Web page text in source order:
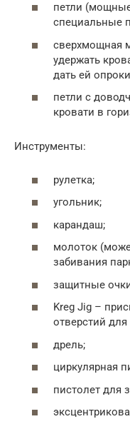
петли
специальные
сверхмощная
удержать
дать ей
петли с
кровати в
Инструменты:
рулетка;
угольник;
карандаш;
молоток
забивания
защитные
Kreg Jig –
отверстий
дрель;
циркулярная
пистолет для